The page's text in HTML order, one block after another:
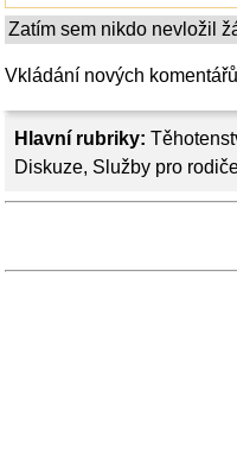
Hlavní rubriky:
Diskuze, Služby pro
Zatím sem nikdo nevložil
Vkládání nových